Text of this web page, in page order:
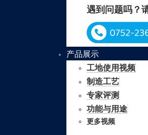
遇到问题吗？
产品展示
工地使用视频
制造工艺
专家评测
功能与用途
更多视频